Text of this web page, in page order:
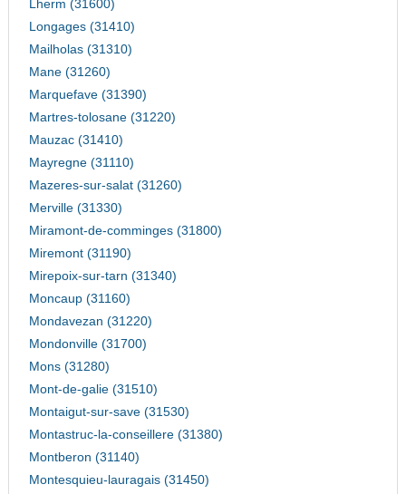
Lherm (31600)
Longages (31410)
Mailholas (31310)
Mane (31260)
Marquefave (31390)
Martres-tolosane (31220)
Mauzac (31410)
Mayregne (31110)
Mazeres-sur-salat (31260)
Merville (31330)
Miramont-de-comminges (31800)
Miremont (31190)
Mirepoix-sur-tarn (31340)
Moncaup (31160)
Mondavezan (31220)
Mondonville (31700)
Mons (31280)
Mont-de-galie (31510)
Montaigut-sur-save (31530)
Montastruc-la-conseillere (31380)
Montberon (31140)
Montesquieu-lauragais (31450)